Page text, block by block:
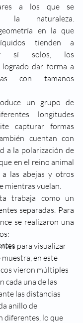
a los que se
la naturaleza.
en la que
tienden a
sí solos, los
logrado dar forma a
con tamaños
un grupo de
longitudes
capturar formas
cuentan con
a la polarización de
en el reino animal
las abejas y otros
mientras vuelan.
trabaja como un
separadas. Para
se realizaron una
para visualizar
muestra, en este
vieron múltiples
cada una de las
las distancias
anillo de
diferentes, lo que